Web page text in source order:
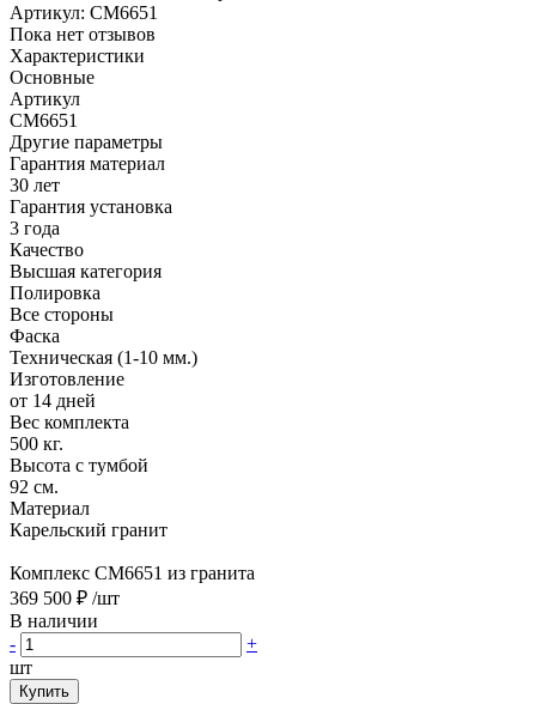
Артикул: CM6651
Пока нет отзывов
Характеристики
Основные
Артикул
CM6651
Другие параметры
Гарантия материал
30 лет
Гарантия установка
3 года
Качество
Высшая категория
Полировка
Все стороны
Фаска
Техническая (1-10 мм.)
Изготовление
от 14 дней
Вес комплекта
500 кг.
Высота с тумбой
92 см.
Материал
Карельский гранит
Комплекс CM6651 из гранита
369 500 ₽ /шт
В наличии
-
+
шт
Купить